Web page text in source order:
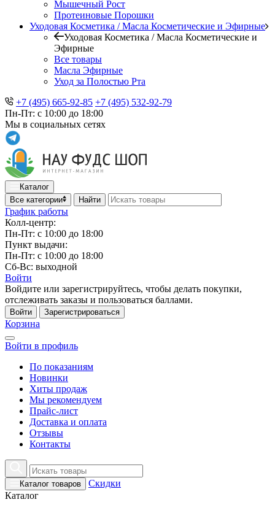
Мышечный Рост
Протеиновые Порошки
Уходовая Косметика / Масла Косметические и Эфирные
Уходовая Косметика / Масла Косметические и
Эфирные
Все товары
Масла Эфирные
Уход за Полостью Рта
+7 (495) 665-92-85 +7 (495) 532-92-79
Пн-Пт: с 10:00 до 18:00
Мы в социальных сетях
Каталог
Все категории
Найти
График работы
Колл-центр:
Пн-Пт: с 10:00 до 18:00
Пункт выдачи:
Пн-Пт: с 10:00 до 18:00
Сб-Вс: выходной
Войти
Войдите или зарегистрируйтесь, чтобы делать покупки,
отслеживать заказы и пользоваться баллами.
Войти Зарегистрироваться
Корзина
Войти в профиль
По показаниям
Новинки
Хиты продаж
Мы рекомендуем
Прайс-лист
Доставка и оплата
Отзывы
Контакты
Каталог товаров
Скидки
Каталог